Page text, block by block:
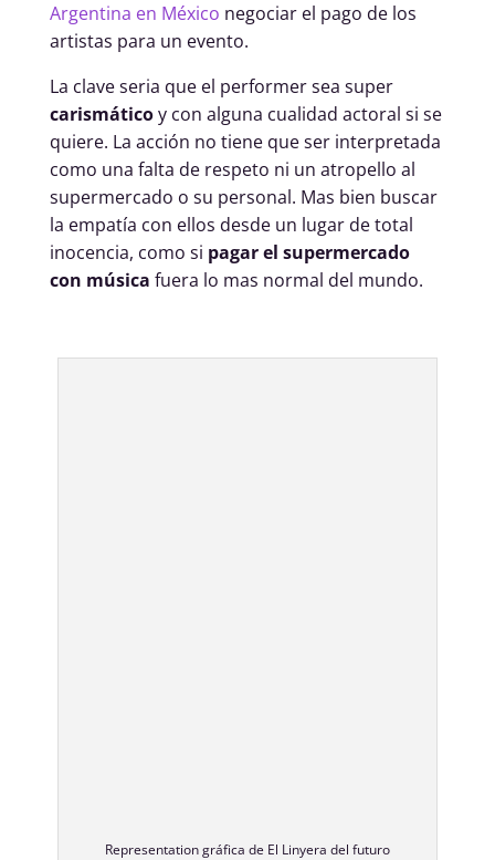
Argentina en México negociar el pago de los
artistas para un evento.
La clave seria que el performer sea super
carismáticoy con alguna cualidad actoral si se
quiere. La acción no tiene que ser interpretada
como una falta de respeto ni un atropello al
supermercado o su personal. Mas bien buscar
la empatía con ellos desde un lugar de total
inocencia, como si pagar el supermercado
con música fuera lo mas normal del mundo.
Representation gráfica de El Linyera del futuro